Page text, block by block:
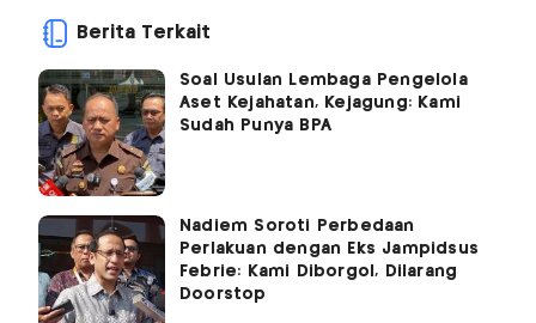
Berita Terkait
Soal Usulan Lembaga Pengelola
Aset Kejahatan, Kejagung: Kami
Sudah Punya BPA
Nadiem Soroti Perbedaan
Perlakuan dengan Eks Jampidsus
Febrie: Kami Diborgol, Dilarang
Doorstop